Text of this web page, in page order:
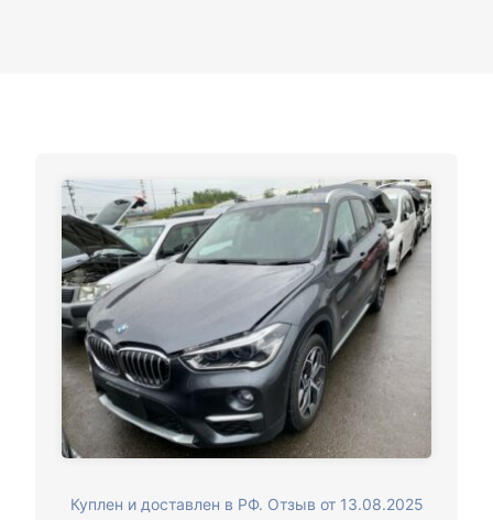
Куплен и доставлен в РФ. Отзыв от 13.08.2025